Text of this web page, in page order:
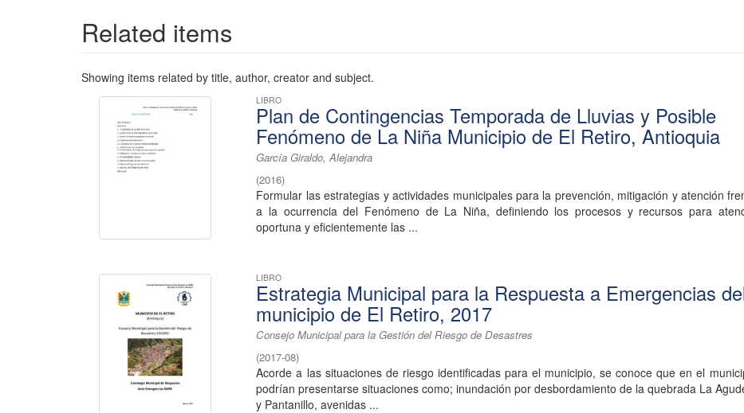
Related items
Showing items related by title, author, creator and subject.
LIBRO
Plan de Contingencias Temporada de Lluvias y Posible
Fenómeno de La Niña Municipio de El Retiro, Antioquia
García Giraldo, Alejandra
(2016)
Formular las estrategias y actividades municipales para la prevención, mitigación y atención
a la ocurrencia del Fenómeno de La Niña, definiendo los procesos y recursos para
oportuna y eficientemente las ...
LIBRO
Estrategia Municipal para la Respuesta a Emergencias
municipio de El Retiro, 2017
Consejo Municipal para la Gestión del Riesgo de Desastres
(2017-08)
Acorde a las situaciones de riesgo identificadas para el municipio, se conoce que en el
podrían presentarse situaciones como; inundación por desbordamiento de la quebrada La
y Pantanillo, avenidas ...